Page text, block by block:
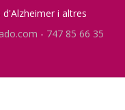
i altres
- 747 85 66 35